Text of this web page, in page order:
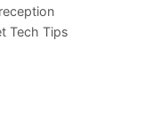
Tech Tips